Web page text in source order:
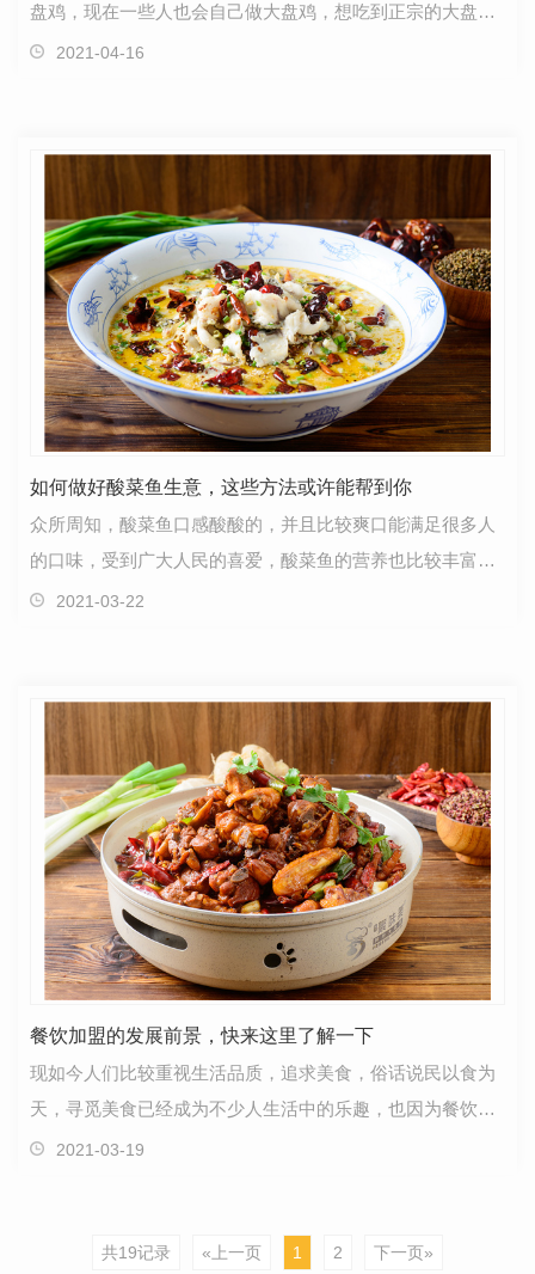
盘鸡，现在一些人也会自己做大盘鸡，想吃到正宗的大盘鸡
还是要去一些正规的加盟店。在创业市场中的大盘鸡加…
2021-04-16
如何做好酸菜鱼生意，这些方法或许能帮到你
众所周知，酸菜鱼口感酸酸的，并且比较爽口能满足很多人
的口味，受到广大人民的喜爱，酸菜鱼的营养也比较丰富，
能够补充人体所需的蛋白质。所以开一家酸菜鱼店，销…
2021-03-22
餐饮加盟的发展前景，快来这里了解一下
现如今人们比较重视生活品质，追求美食，俗话说民以食为
天，寻觅美食已经成为不少人生活中的乐趣，也因为餐饮加
盟的门槛不高吸引了一大批的创业人士。那么你知道餐…
2021-03-19
共19记录 «上一页 1 2 下一页»